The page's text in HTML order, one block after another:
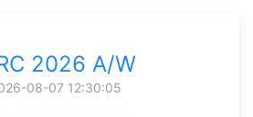
2026 A/W
08-07 12:30:05